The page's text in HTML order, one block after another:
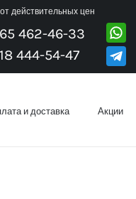
действительных цен
462-46-33
444-54-47
и доставка Акции